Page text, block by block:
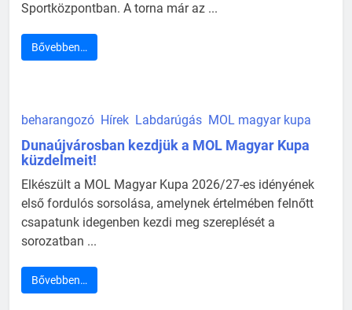
Sportközpontban. A torna már az ...
Bővebben…
beharangozó Hírek Labdarúgás MOL magyar kupa
Dunaújvárosban kezdjük a MOL Magyar Kupa
küzdelmeit!
Elkészült a MOL Magyar Kupa 2026/27-es idényének
első fordulós sorsolása, amelynek értelmében felnőtt
csapatunk idegenben kezdi meg szereplését a
sorozatban ...
Bővebben…